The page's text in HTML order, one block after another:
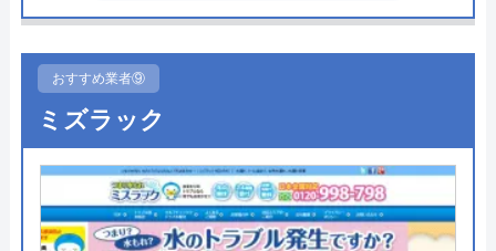
10%引き
●駆けつけ時間 最短30分
●定休日 年中無休
●出張見積もり 出張見積もり無料
●支払い方法
現金・銀行振込・各種クレジット
おすすめ業者⑨
ミズラック